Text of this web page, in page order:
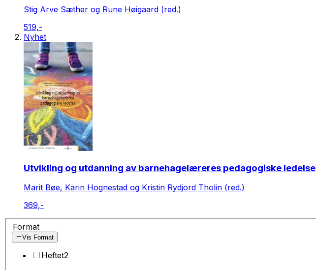
Stig Arve Sæther og Rune Høigaard (red.)
519,-
Nyhet
Utvikling og utdanning av barnehagelæreres pedagogiske ledelse
Marit Bøe, Karin Hognestad og Kristin Rydjord Tholin (red.)
369,-
Format
Vis Format
Heftet2